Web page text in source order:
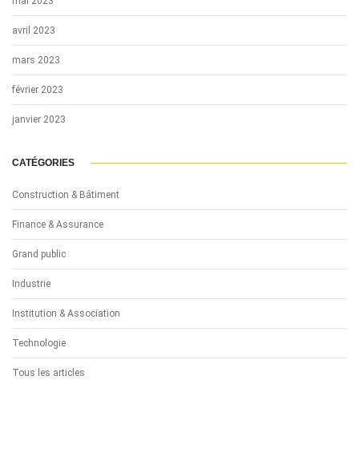
avril 2023
mars 2023
février 2023
janvier 2023
CATÉGORIES
Construction & Bâtiment
Finance & Assurance
Grand public
Industrie
Institution & Association
Technologie
Tous les articles